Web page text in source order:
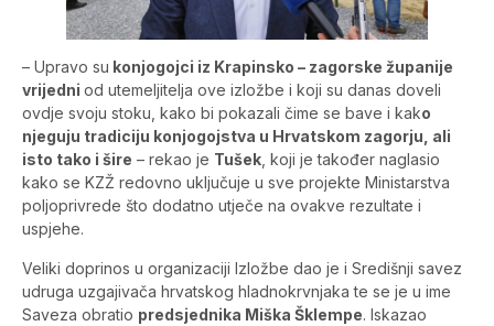
– Upravo su konjogojci iz Krapinsko – zagorske županije
vrijedni od utemeljitelja ove izložbe i koji su danas doveli
ovdje svoju stoku, kako bi pokazali čime se bave i kako
njeguju tradiciju konjogojstva u Hrvatskom zagorju, ali
isto tako i šire – rekao je Tušek , koji je također naglasio
kako se KZŽ redovno uključuje u sve projekte Ministarstva
poljoprivrede što dodatno utječe na ovakve rezultate i
uspjehe.
Veliki doprinos u organizaciji Izložbe dao je i Središnji savez
udruga uzgajivača hrvatskog hladnokrvnjaka te se je u ime
Saveza obratio predsjednika Miška Šklempe. Iskazao